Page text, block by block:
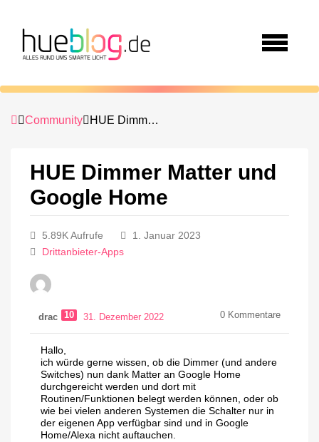
Community HUE Dimmer Matter und Google Home
HUE Dimmer Matter und
Google Home
5.89K Aufrufe
1. Januar 2023
Drittanbieter-Apps
drac 10 31. Dezember 2022 0 Kommentare
Hallo,
ich würde gerne wissen, ob die Dimmer (und andere
Switches) nun dank Matter an Google Home
durchgereicht werden und dort mit
Routinen/Funktionen belegt werden können, oder ob
wie bei vielen anderen Systemen die Schalter nur in
der eigenen App verfügbar sind und in Google
Home/Alexa nicht auftauchen.